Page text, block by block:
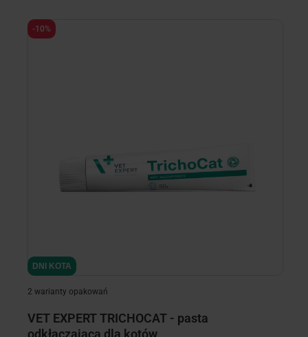
DNI KOTA
2 warianty opakowań
VET EXPERT TRICHOCAT - pasta
odkłaczająca dla kotów
-10%